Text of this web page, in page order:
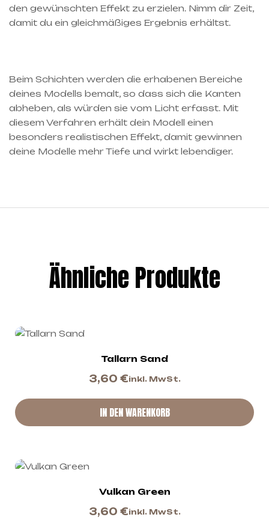
den gewünschten Effekt zu erzielen. Nimm dir Zeit,
damit du ein gleichmäßiges Ergebnis erhältst.
Beim Schichten werden die erhabenen Bereiche
deines Modells bemalt, so dass sich die Kanten
abheben, als würden sie vom Licht erfasst. Mit
diesem Verfahren erhält dein Modell einen
besonders realistischen Effekt, damit gewinnen
deine Modelle mehr Tiefe und wirkt lebendiger.
Ähnliche Produkte
Tallarn Sand
3,60 €inkl. MwSt.
IN DEN WARENKORB
Vulkan Green
3,60 €inkl. MwSt.